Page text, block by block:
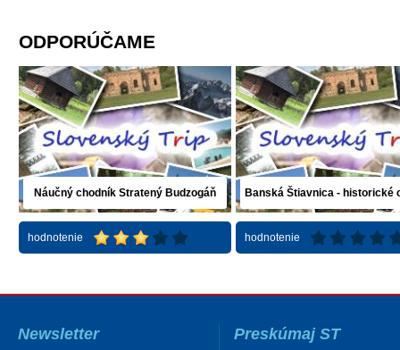
ODPORÚČAME
Náučný chodník Stratený Budzogáň
hodnotenie
Banská Štiavnica - historické
hodnotenie
Newsletter Preskúmaj ST